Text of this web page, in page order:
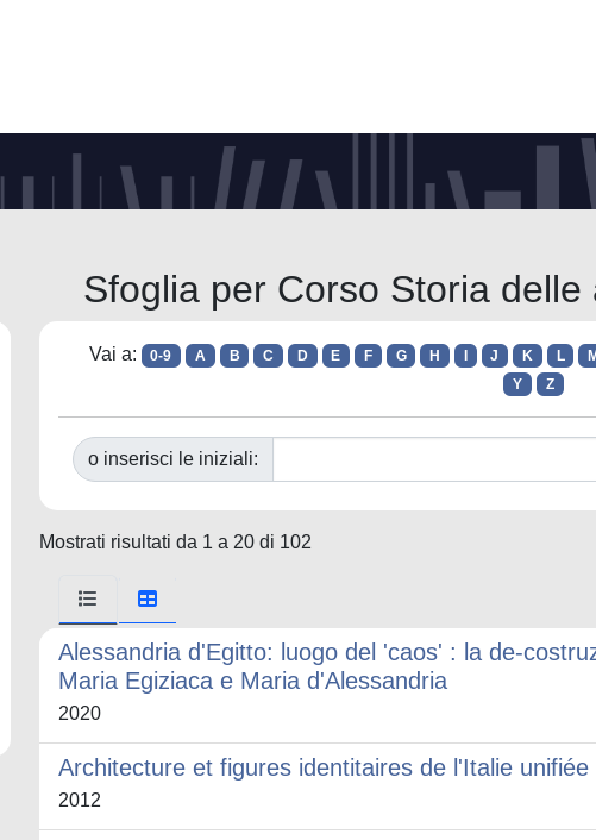
Sfoglia per Corso Storia delle
Vai a: 0-9 A B C D E F G H J K L M
Y
Z
o inserisci le iniziali:
Mostrati risultati da 1 a 20 di 102
Alessandria d'Egitto: luogo del 'caos' : la de-
Maria Egiziaca e Maria d'Alessandria
2020
Architecture et figures identitaires de l'Italie unifiée
2012